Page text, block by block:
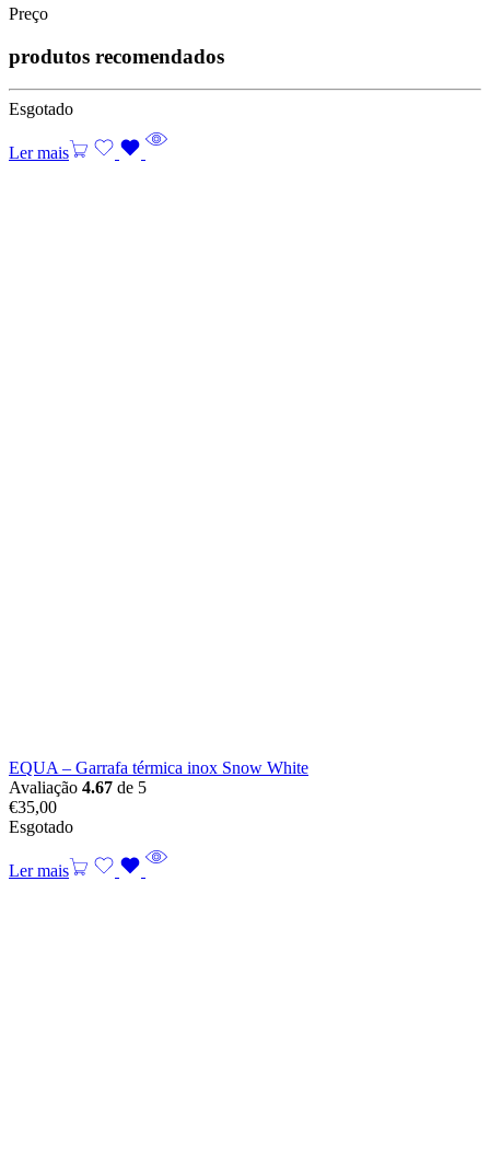
Preço
produtos recomendados
Esgotado
Ler mais
EQUA – Garrafa térmica inox Snow White
Avaliação 4.67 de 5
€35,00
Esgotado
Ler mais